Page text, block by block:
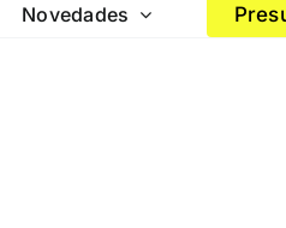
Novedades